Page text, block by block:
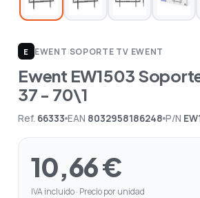
E EWENT|SOPORTE TV EWENT
Ewent EW1503
37 - 70\1
Ref. 66333 EAN 8032958186248 P/N
10,66 €
IVA incluido · Precio por unidad